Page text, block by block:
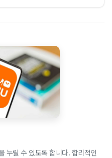
누릴 수 있도록 합니다. 합리적인